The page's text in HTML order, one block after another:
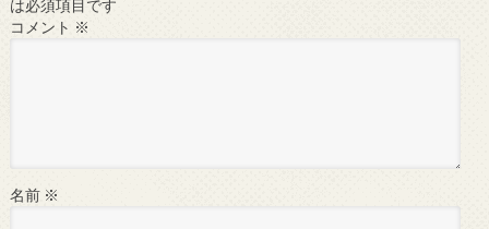
は必須項目です
コメント ※
名前 ※